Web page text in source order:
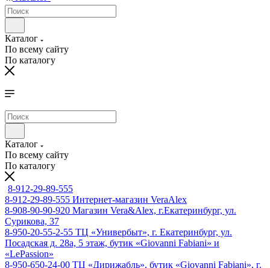
Каталог
По всему сайту
По каталогу
Каталог
По всему сайту
По каталогу
8-912-29-89-555
8-912-29-89-555 Интернет-магазин VeraAlex
8-908-90-90-920 Магазин Vera&Alex, г.Екатеринбург, ул.
Сурикова, 37
8-950-20-55-2-55 ТЦ «Универбыт», г. Екатеринбург, ул.
Посадская д. 28а, 5 этаж, бутик «Giovanni Fabiani» и
«LePassion»
8-950-650-24-00 ТЦ «Дирижабль», бутик «Giovanni Fabiani», г.